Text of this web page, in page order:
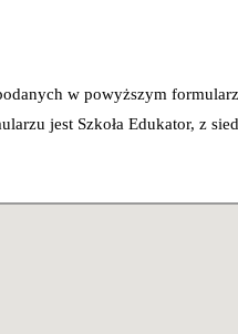
w powyższym
jest Szkoła Edukator, z